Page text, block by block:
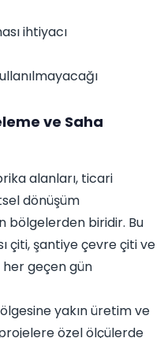
ihtiyacı
ve Saha
alanları, ticari
dönüşüm
bölgelerden biridir. Bu
çiti, şantiye çevre çiti ve
geçen gün
yakın üretim ve
projelere özel ölçülerde